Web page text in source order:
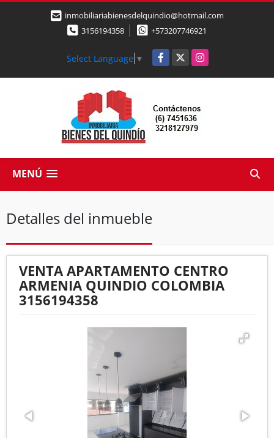
inmobiliariabienesdelquindio@hotmail.com
3156194358
+573207746921
Select Language ▼ Facebook
X Instagram
MENÚ
Detalles del inmueble
VENTA APARTAMENTO CENTRO
ARMENIA QUINDIO COLOMBIA
3156194358